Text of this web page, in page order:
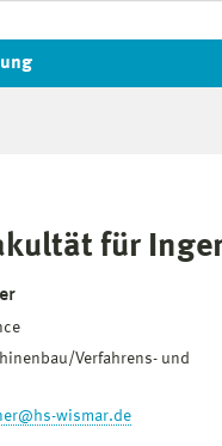
für
Verfahrens- und
wismar.de